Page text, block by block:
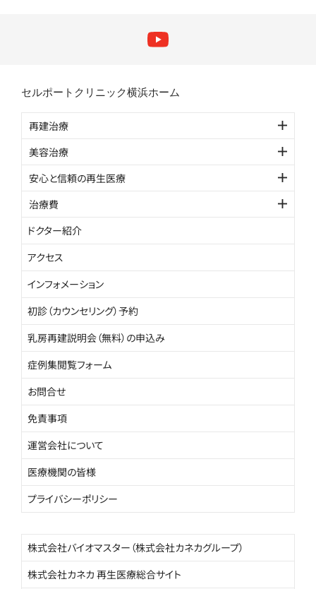
セルポートクリニック横浜ホーム
再建治療
美容治療
安心と信頼の再生医療
治療費
ドクター紹介
アクセス
インフォメーション
初診（カウンセリング）予約
乳房再建説明会（無料）の申込み
症例集閲覧フォーム
お問合せ
免責事項
運営会社について
医療機関の皆様
プライバシーポリシー
株式会社バイオマスター（株式会社カネカグループ）
株式会社カネカ 再生医療総合サイト